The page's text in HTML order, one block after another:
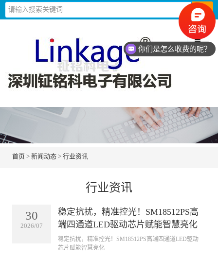
首页 > 新闻动态 > 行业资讯
行业资讯
30
2026/07
稳定抗扰，精准控光！SM18512PS高
端四通道LED驱动芯片赋能智慧亮化
稳定抗扰，精准控光！SM18512PS高端四通道LED驱动
芯片赋能智慧亮化
你们是怎么收费的呢？